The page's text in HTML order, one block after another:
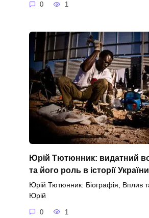
0 1
Юрій Тютюнник: видатний
та його роль в історії України
Юрій Тютюнник: Біографія, Вплив
Юрій
0 1